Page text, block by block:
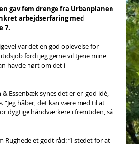
gav fem drenge fra Urbanplanen
arbejdserfaring med
7.
var det en god oplevelse for
fordi jeg gerne vil tjene mine
havde hørt om det i
Essenbæk synes det er en god idé,
“Jeg håber, det kan være med til at
dygtige håndværkere i fremtiden, så
Rughede et godt råd: “I stedet for at